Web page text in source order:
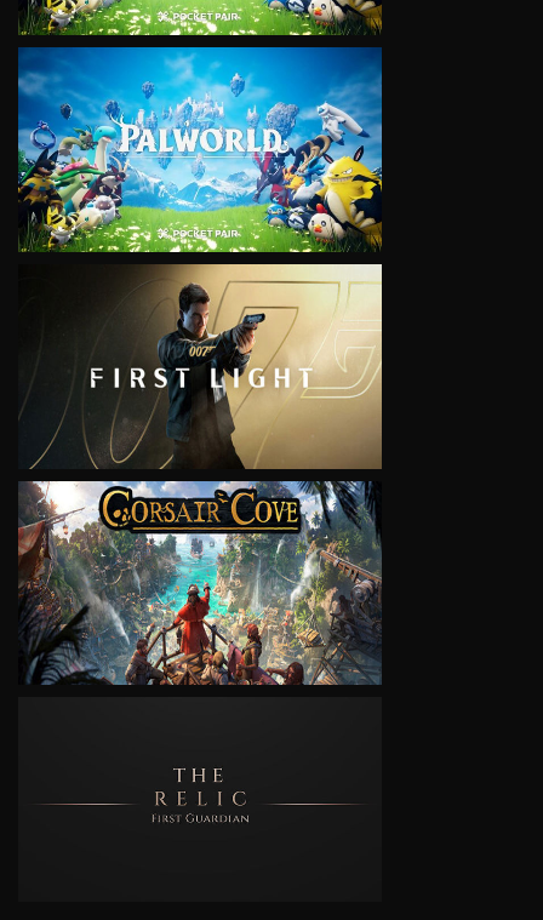
VIEW
VIEW
VIEW
VIEW